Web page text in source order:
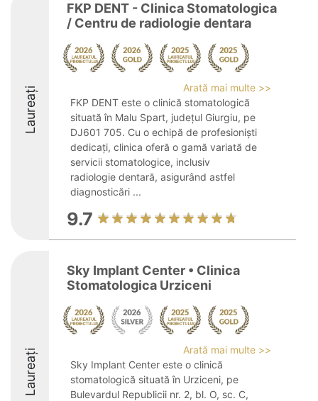
Laureați
FKP DENT - Clinica Stomatologica
/ Centru de radiologie dentara
Arată mai multe >>
FKP DENT este o clinică stomatologică
situată în Malu Spart, județul Giurgiu, pe
DJ601 705. Cu o echipă de profesioniști
dedicați, clinica oferă o gamă variată de
servicii stomatologice, inclusiv
radiologie dentară, asigurând astfel
diagnosticări ...
9.7
Laureați
Sky Implant Center • Clinica
Stomatologica Urziceni
Arată mai multe >>
Sky Implant Center este o clinică
stomatologică situată în Urziceni, pe
Bulevardul Republicii nr. 2, bl. O, sc. C,